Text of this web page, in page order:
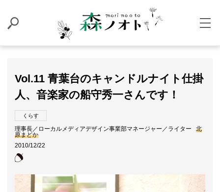
Vol.11 青葉台のキャンドルナイト仕掛
人、音楽家の船守秀一さんです！
くらす
理事長／ローカルメディアデザイン事業部マネージャー／ライター
北
原まどか
2010/12/22